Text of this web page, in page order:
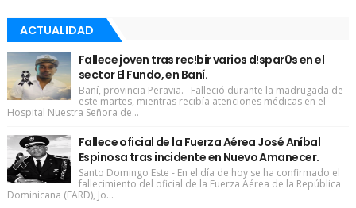
ACTUALIDAD
Fallece joven tras rec!bir varios d!spar0s en el
sector El Fundo, en Baní.
Baní, provincia Peravia.– Falleció durante la madrugada de
este martes, mientras recibía atenciones médicas en el
Hospital Nuestra Señora de...
Fallece oficial de la Fuerza Aérea José Aníbal
Espinosa tras incidente en Nuevo Amanecer.
Santo Domingo Este - En el día de hoy se ha confirmado el
fallecimiento del oficial de la Fuerza Aérea de la República
Dominicana (FARD), Jo...